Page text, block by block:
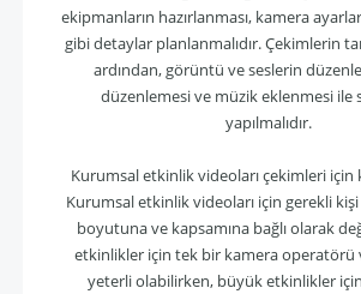
ekipmanların hazırlanması, kamera
gibi detaylar planlanmalıdır. Çekimlerin
ardından, görüntü ve seslerin
düzenlemesi ve müzik eklenmesi ile
yapılmalıdır.
Kurumsal etkinlik videoları çekimleri için
Kurumsal etkinlik videoları için gerekli kişi
boyutuna ve kapsamına bağlı olarak
etkinlikler için tek bir kamera operatörü
yeterli olabilirken, büyük etkinlikler